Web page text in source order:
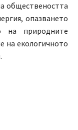
обществеността
опазването
на природните
на екологичното